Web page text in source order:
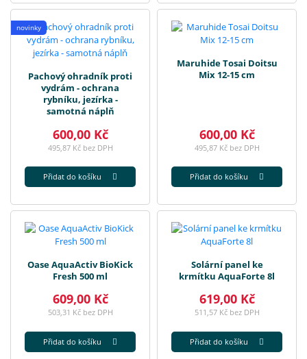
novinky
Pachový ohradník proti
vydrám - ochrana
rybníku, jezírka -
samotná náplň
600,00 Kč
495,87 Kč bez DPH
Přidat do košíku
Maruhide Tosai Doitsu
Mix 12-15 cm
600,00 Kč
495,87 Kč bez DPH
Přidat do košíku
Oase AquaActiv BioKick
Fresh 500 ml
609,00 Kč
503,31 Kč bez DPH
Přidat do košíku
Solární panel ke
krmítku AquaForte 8l
619,00 Kč
511,57 Kč bez DPH
Přidat do košíku